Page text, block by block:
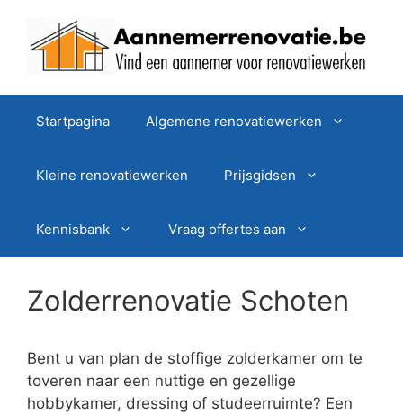
Startpagina Algemene renovatiewerken
Kleine renovatiewerken Prijsgidsen
Kennisbank Vraag offertes aan
Zolderrenovatie Schoten
Bent u van plan de stoffige zolderkamer om te
toveren naar een nuttige en gezellige
hobbykamer, dressing of studeerruimte? Een